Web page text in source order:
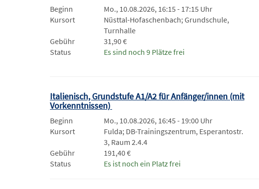
Beginn
Mo., 10.08.2026, 16:15 - 17:15 Uhr
Kursort
Nüsttal-Hofaschenbach; Grundschule,
Turnhalle
Gebühr
31,90 €
Status
Es sind noch 9 Plätze frei
Italienisch, Grundstufe A1/A2 für Anfänger/innen (mit
Vorkenntnissen)
Beginn
Mo., 10.08.2026, 16:45 - 19:00 Uhr
Kursort
Fulda; DB-Trainingszentrum, Esperantostr.
3, Raum 2.4.4
Gebühr
191,40 €
Status
Es ist noch ein Platz frei